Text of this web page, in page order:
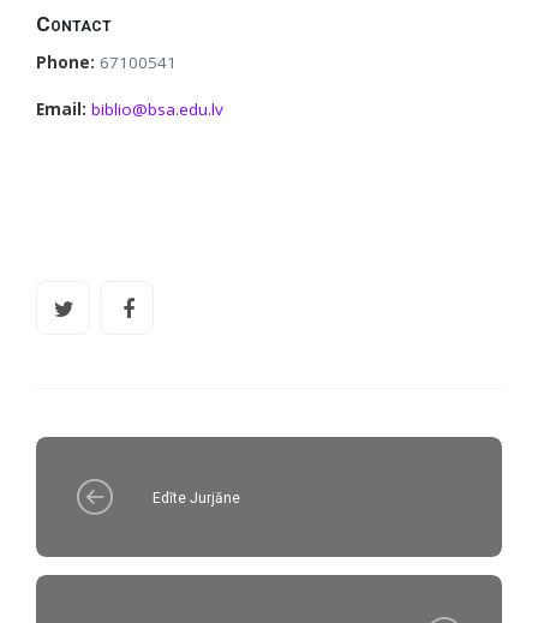
Contact
Phone: 67100541
Email: biblio@bsa.edu.lv
Edīte Jurjāne